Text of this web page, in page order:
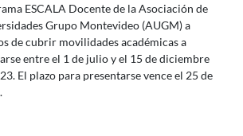
ESCALA Docente de la Asociación de
Grupo Montevideo (AUGM) a
de cubrir movilidades académicas a
entre el 1 de julio y el 15 de diciembre
El plazo para presentarse vence el 25 de